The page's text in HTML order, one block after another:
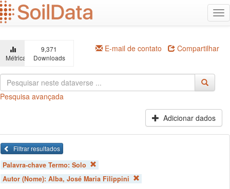
Ir
para
o
principal
Métricas
9,371
Downloads
E-mail de contato Compartilhar
Pesquisa avançada
Adicionar dados
Filtrar resultados
Palavra-chave Termo: Solo
Autor (Nome): Alba, José Maria Filippini